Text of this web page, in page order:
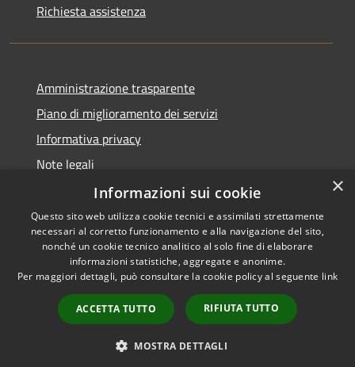
Richiesta assistenza
Amministrazione trasparente
Piano di miglioramento dei servizi
Informativa privacy
Note legali
Dichiarazione di accessibilità
RSS
Accessibilità
Copyright © 2026 • Comune di
Powered byMunicipium
Accesso redazione
×
Informazioni sui cookie
Questo sito web utilizza cookie tecnici e assimilati strettamente
necessari al corretto funzionamento e alla navigazione del sito,
nonché un cookie tecnico analitico al solo fine di elaborare
informazioni statistiche, aggregate e anonime.
Per maggiori dettagli, può consultare la cookie policy al seguente link
ACCETTA TUTTO RIFIUTA TUTTO
MOSTRA DETTAGLI